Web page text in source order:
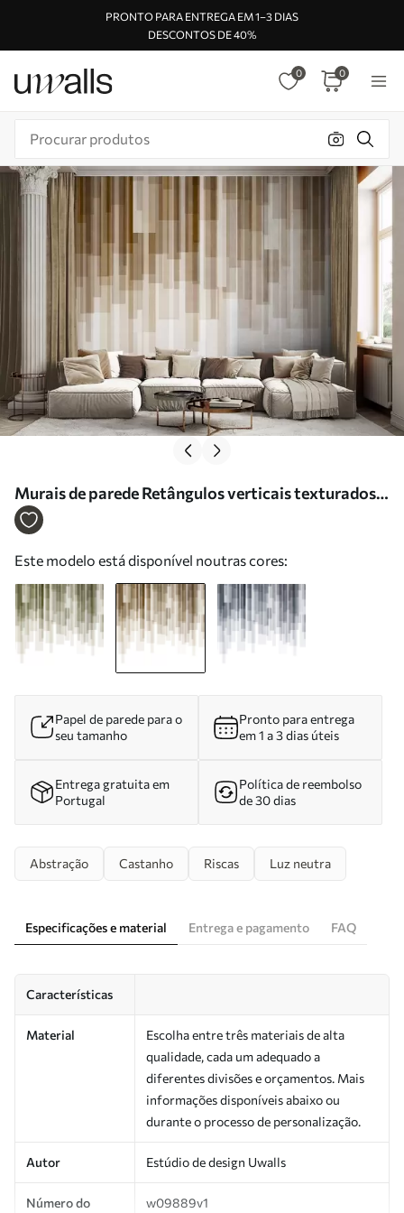
PRONTO PARA ENTREGA EM 1–3 DIAS
DESCONTOS DE 40%
0 0
Murais de parede Retângulos verticais texturados
com transparências variáveis e tons de castanho,
Este modelo está disponível noutras cores:
Papel de parede para o
seu tamanho
Pronto para entrega
em 1 a 3 dias úteis
Entrega gratuita em
Portugal
Política de reembolso
de 30 dias
Abstração Castanho Riscas Luz neutra
Especificações e material Entrega e pagamento FAQ
Características
Material
Escolha entre três materiais de alta
qualidade, cada um adequado a
diferentes divisões e orçamentos. Mais
informações disponíveis abaixo ou
durante o processo de personalização.
Autor Estúdio de design Uwalls
Número do
w09889v1